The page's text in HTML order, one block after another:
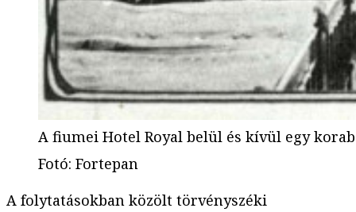
A fiumei Hotel Royal belül és kívül egy
Fotó: Fortepan
A folytatásokban közölt törvényszéki